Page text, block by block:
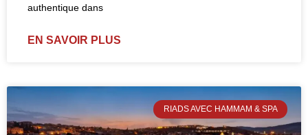
authentique dans
EN SAVOIR PLUS
RIADS AVEC HAMMAM & SPA